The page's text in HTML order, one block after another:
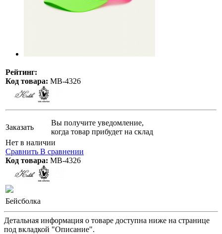
Рейтинг:
Код товара: МB-4326
Заказать
Вы получите уведомление,
когда товар прибудет на склад
Нет в наличии
Сравнить В сравнении
Код товара: МB-4326
Бейсболка
Детальная информация о товаре доступна ниже на странице
под вкладкой "Описание".